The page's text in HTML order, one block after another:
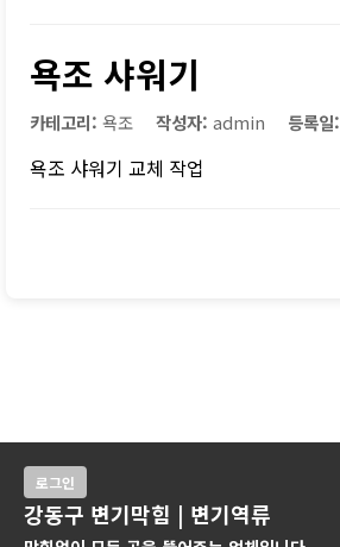
욕조 샤워기
카테고리: 욕조 작성자: admin 등록일:
욕조 샤워기 교체 작업
로그인
강동구 변기막힘 | 변기역류